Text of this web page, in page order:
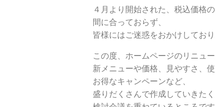
４月より開始された、税込価格
間に合っておらず、
皆様にはご迷惑をおかけしており
この度、ホームページのリニュ
新メニューや価格、見やすさ、使
お得なキャンペーンなど、
盛りだくさんで作成していきたく